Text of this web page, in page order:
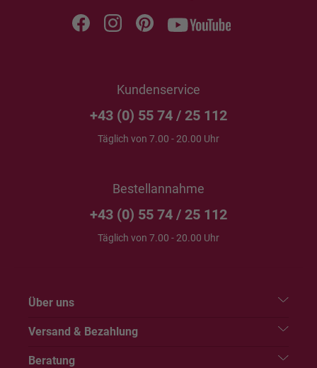
Kundenservice
+43 (0) 55 74 / 25 112
Täglich von 7.00 - 20.00 Uhr
Bestellannahme
+43 (0) 55 74 / 25 112
Täglich von 7.00 - 20.00 Uhr
Über uns
Versand & Bezahlung
Beratung